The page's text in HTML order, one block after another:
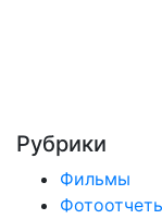
Рубрики
Фильмы